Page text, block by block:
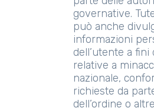
governative.
può anche
informazioni
dell’utente a fini
relative a
nazionale,
richieste da
dell’ordine o